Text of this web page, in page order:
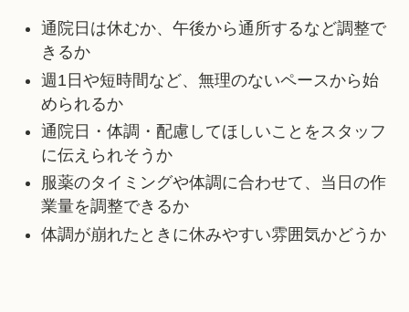
通院日は休むか、午後から通所するなど調整で
きるか
週1日や短時間など、無理のないペースから始
められるか
通院日・体調・配慮してほしいことをスタッフ
に伝えられそうか
服薬のタイミングや体調に合わせて、当日の作
業量を調整できるか
体調が崩れたときに休みやすい雰囲気かどうか